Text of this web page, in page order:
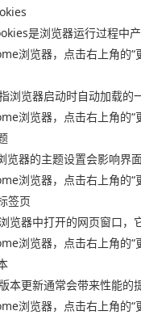
是浏览器运行过程中
浏览器，点击右上角的“
浏览器启动时自动加载的
浏览器，点击右上角的“
器的主题设置会影响界
浏览器，点击右上角的“
签页
览器中打开的网页窗口，
浏览器，点击右上角的“
本更新通常会带来性能的
浏览器，点击右上角的“